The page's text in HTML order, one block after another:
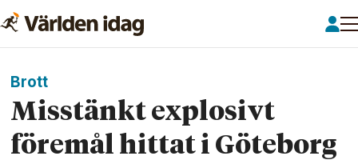
Brott
Misstänkt explosivt
föremål hittat i Göteborg